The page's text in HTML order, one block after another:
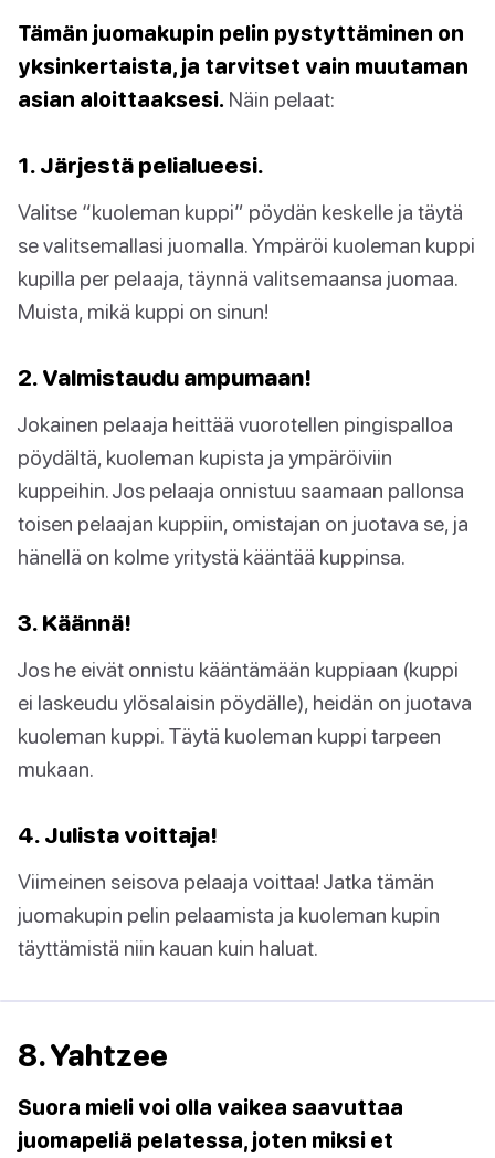
Tämän juomakupin pelin pystyttäminen on
yksinkertaista, ja tarvitset vain muutaman
asian aloittaaksesi. Näin pelaat:
1. Järjestä pelialueesi.
Valitse “kuoleman kuppi” pöydän keskelle ja täytä
se valitsemallasi juomalla. Ympäröi kuoleman kuppi
kupilla per pelaaja, täynnä valitsemaansa juomaa.
Muista, mikä kuppi on sinun!
2. Valmistaudu ampumaan!
Jokainen pelaaja heittää vuorotellen pingispalloa
pöydältä, kuoleman kupista ja ympäröiviin
kuppeihin. Jos pelaaja onnistuu saamaan pallonsa
toisen pelaajan kuppiin, omistajan on juotava se, ja
hänellä on kolme yritystä kääntää kuppinsa.
3. Käännä!
Jos he eivät onnistu kääntämään kuppiaan (kuppi
ei laskeudu ylösalaisin pöydälle), heidän on juotava
kuoleman kuppi. Täytä kuoleman kuppi tarpeen
mukaan.
4. Julista voittaja!
Viimeinen seisova pelaaja voittaa! Jatka tämän
juomakupin pelin pelaamista ja kuoleman kupin
täyttämistä niin kauan kuin haluat.
8. Yahtzee
Suora mieli voi olla vaikea saavuttaa
juomapeliä pelatessa, joten miksi et